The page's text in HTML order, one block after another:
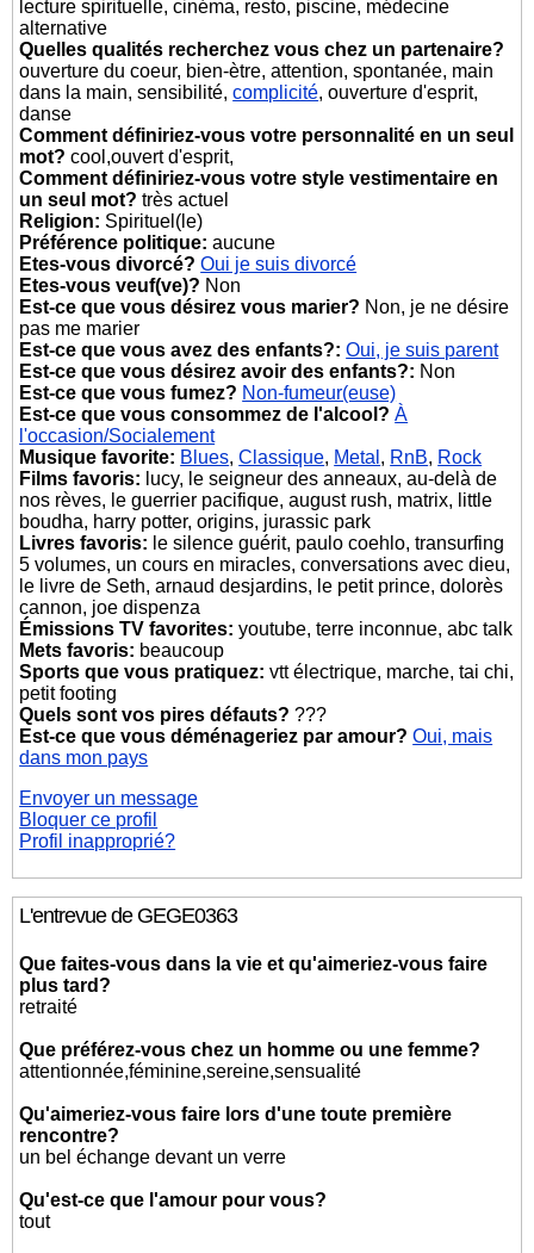
lecture spirituelle, cinéma, resto, piscine, médecine
alternative
Quelles qualités recherchez vous chez un partenaire?
ouverture du coeur, bien-ètre, attention, spontanée, main
dans la main, sensibilité,complicité, ouverture d'esprit,
danse
Comment définiriez-vous votre personnalité en un seul
mot? cool,ouvert d'esprit,
Comment définiriez-vous votre style vestimentaire en
un seul mot? très actuel
Religion: Spirituel(le)
Préférence politique: aucune
Etes-vous divorcé? Oui je suis divorcé
Etes-vous veuf(ve)? Non
Est-ce que vous désirez vous marier? Non, je ne désire
pas me marier
Est-ce que vous avez des enfants?: Oui, je suis parent
Est-ce que vous désirez avoir des enfants?: Non
Est-ce que vous fumez? Non-fumeur(euse)
Est-ce que vous consommez de l'alcool? À
l'occasion/Socialement
Musique favorite: Blues,Classique, Metal , RnB, Rock
Films favoris: lucy, le seigneur des anneaux, au-delà de
nos rèves, le guerrier pacifique, august rush, matrix, little
boudha, harry potter, origins, jurassic park
Livres favoris: le silence guérit, paulo coehlo, transurfing
5 volumes, un cours en miracles, conversations avec dieu,
le livre de Seth, arnaud desjardins, le petit prince, dolorès
cannon, joe dispenza
Émissions TV favorites: youtube, terre inconnue, abc talk
Mets favoris: beaucoup
Sports que vous pratiquez: vtt électrique, marche, tai chi,
petit footing
Quels sont vos pires défauts? ???
Est-ce que vous déménageriez par amour? Oui, mais
dans mon pays
Envoyer un message
Bloquer ce profil
Profil inapproprié?
L'entrevue de GEGE0363
Que faites-vous dans la vie et qu'aimeriez-vous faire
plus tard?
retraité
Que préférez-vous chez un homme ou une femme?
attentionnée,féminine,sereine,sensualité
Qu'aimeriez-vous faire lors d'une toute première
rencontre?
un bel échange devant un verre
Qu'est-ce que l'amour pour vous?
tout